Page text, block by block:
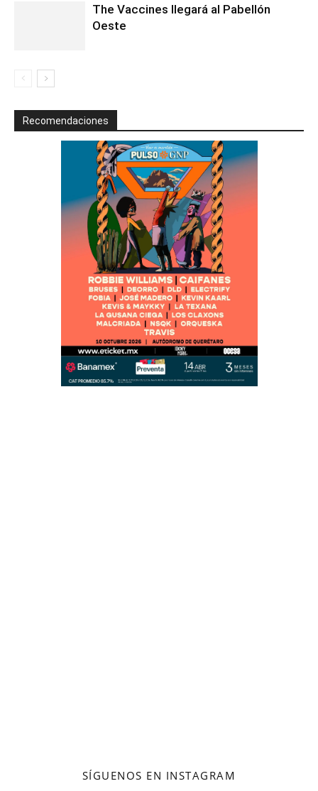
The Vaccines llegará al Pabellón
Oeste
Recomendaciones
SÍGUENOS EN INSTAGRAM